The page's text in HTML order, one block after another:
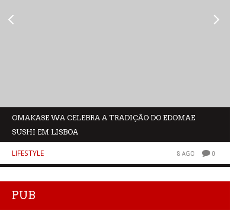
OMAKASE WA CELEBRA A TRADIÇÃO DO EDOMAE
SUSHI EM LISBOA
LIFESTYLE 8 AGO 0
PUB